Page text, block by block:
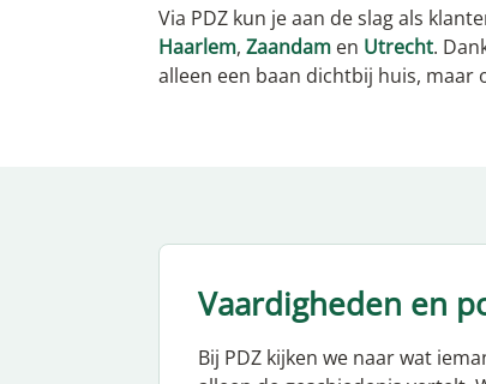
Via PDZ kun je aan de slag als
Haarlem, Zaandam en Utrecht.
alleen een baan dichtbij huis,
Vaardigheden en
Bij PDZ kijken we naar wat